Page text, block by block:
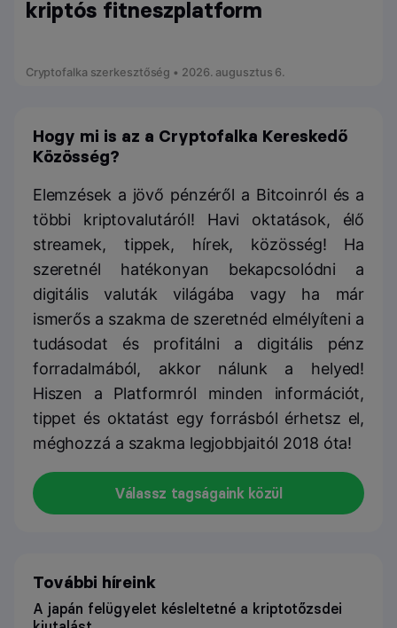
kriptós fitneszplatform
Cryptofalka szerkesztőség • 2026. augusztus 6.
Hogy mi is az a Cryptofalka Kereskedő
Közösség?
Elemzések a jövő pénzéről a Bitcoinról és a
többi kriptovalutáról! Havi oktatások, élő
streamek, tippek, hírek, közösség! Ha
szeretnél hatékonyan bekapcsolódni a
digitális valuták világába vagy ha már
ismerős a szakma de szeretnéd elmélyíteni a
tudásodat és profitálni a digitális pénz
forradalmából, akkor nálunk a helyed!
Hiszen a Platformról minden információt,
tippet és oktatást egy forrásból érhetsz el,
méghozzá a szakma legjobbjaitól 2018 óta!
Válassz tagságaink közül
További híreink
A japán felügyelet késleltetné a kriptotőzsdei